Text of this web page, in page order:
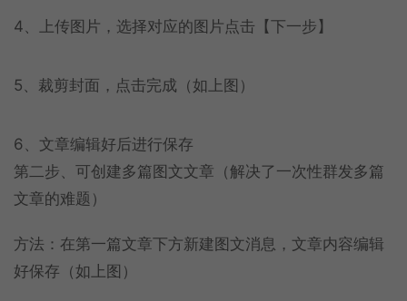
4、上传图片，选择对应的图片点击【下一步】
5、裁剪封面，点击完成（如上图）
6、文章编辑好后进行保存
第二步、可创建多篇图文文章（解决了一次性群发多篇
文章的难题）
方法：在第一篇文章下方新建图文消息，文章内容编辑
好保存（如上图）